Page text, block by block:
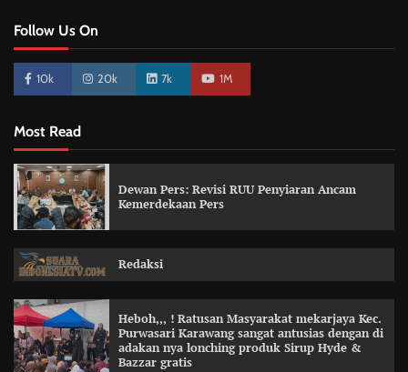
Follow Us On
10k 20k 7k 1M
Most Read
Dewan Pers: Revisi RUU Penyiaran Ancam
Kemerdekaan Pers
Redaksi
Heboh,,, ! Ratusan Masyarakat mekarjaya Kec.
Purwasari Karawang sangat antusias dengan di
adakan nya lonching produk Sirup Hyde &
Bazzar gratis